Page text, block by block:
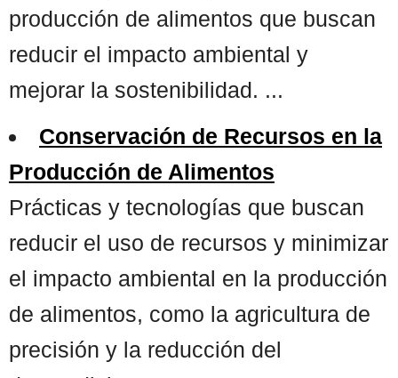
producción de alimentos que buscan
reducir el impacto ambiental y
mejorar la sostenibilidad. ...
Conservación de Recursos en la
Producción de Alimentos
Prácticas y tecnologías que buscan
reducir el uso de recursos y minimizar
el impacto ambiental en la producción
de alimentos, como la agricultura de
precisión y la reducción del